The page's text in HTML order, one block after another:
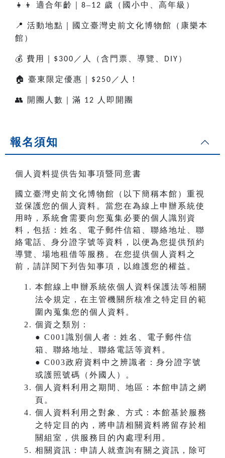
👧👦 適合年齡｜ 8–12 歲（國小中、高年級）
📍 活動地點｜國立臺灣史前文化博物館（康樂本
館）
💰 費用｜ $300 ／人（含門票、導覽、 DIY ）
🏠 臺東限定優惠｜ $250 ／人！
👥 開團人數｜滿 12 人即開團
報名須知
個人資料提供告知事項暨同意書
國立臺灣史前文化博物館（以下簡稱本館）重視
並保護您的個人資料。當您在為線上申辦系統使
用時，系統會需要向您蒐集必要的個人識別資
料，包括：姓名、電子郵件信箱、聯絡地址、聯
絡電話、身分證字號等資料，以便為您提供預約
導覽、場地租借等服務。在您提供個人資料之
前，請詳閱下列告知事項，以維護您的權益。
本館線上申辦系統依個人資料保護法等相關
法令規定，在主管機關所核准之特定目的範
圍內蒐集您的個人資料。
個資之類別：
● C001識別個人者：姓名、電子郵件信
箱、聯絡地址、聯絡電話等資料。
● C003政府資料中之辨識者：身分證字號
或護照號碼（外國人）。
個人資料利用之期間、地區：本館申請之網
頁。
個人資料利用之對象、方式：本館基於服務
之特定目的內，將申請相關資料將留存於相
關組室，供服務目的內處理利用。
相關資訊：申請人就查詢有關之資訊，除可